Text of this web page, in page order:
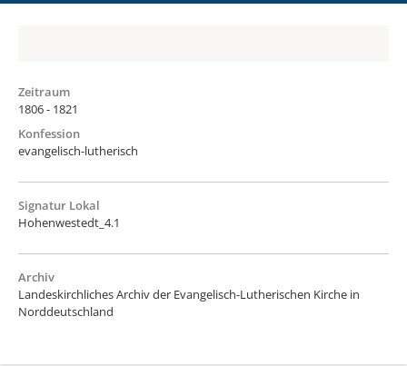
Zeitraum
1806 - 1821
Konfession
evangelisch-lutherisch
Signatur Lokal
Hohenwestedt_4.1
Archiv
Landeskirchliches Archiv der Evangelisch-Lutherischen Kirche in
Norddeutschland